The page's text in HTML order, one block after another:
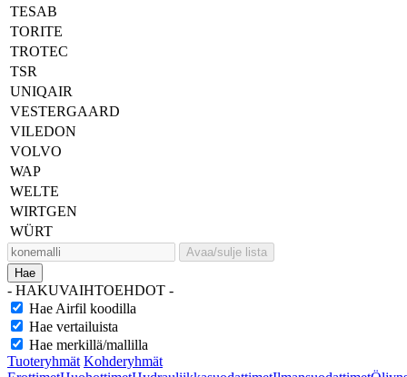
TESAB
TORITE
TROTEC
TSR
UNIQAIR
VESTERGAARD
VILEDON
VOLVO
WAP
WELTE
WIRTGEN
WÜRT
Avaa/sulje lista
Hae
- HAKUVAIHTOEHDOT -
Hae Airfil koodilla
Hae vertailuista
Hae merkillä/mallilla
Tuoteryhmät Kohderyhmät